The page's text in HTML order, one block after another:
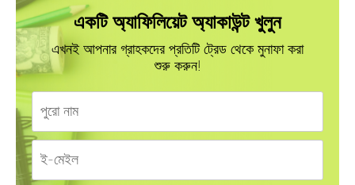
একটি অ্যাফিলিয়েট অ্যাকাউন্ট খুলুন
এখনই আপনার গ্রাহকদের প্রতিটি ট্রেড থেকে মুনাফা করা
শুরু করুন!